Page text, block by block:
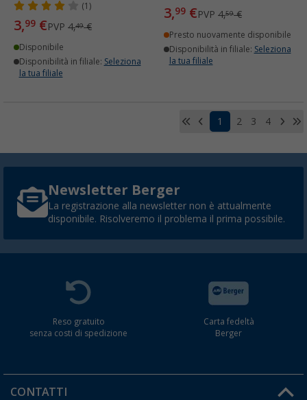
(1)
3,99 €PVP 4,49€
Disponibile
Disponibilità in filiale: Seleziona
la tua filiale
3,99 €PVP 4,59€
Presto nuovamente disponibile
Disponibilità in filiale: Seleziona
la tua filiale
1 2 3 4
Newsletter Berger
La registrazione alla newsletter non è attualmente
disponibile. Risolveremo il problema il prima possibile.
Reso gratuito
senza costi di spedizione
Carta fedeltà
Berger
CONTATTI